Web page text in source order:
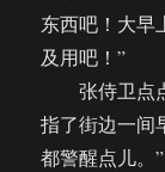
东西吧！大早
及用吧！”
张侍卫点点
指了街边一间
都警醒点儿。”